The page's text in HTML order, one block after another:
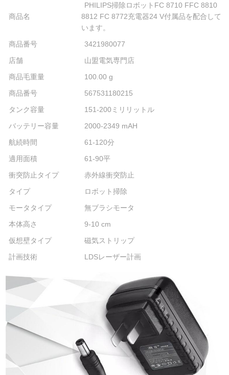
商品名
PHILIPS掃除ロボットFC 8710 FFC 8810
8812 FC 8772充電器24 V付属品を配合して
います。
商品番号
3421980077
店舗
山盟電気専門店
商品毛重量
100.00 g
商品番号
567531180215
タンク容量
151-200ミリリットル
バッテリー容量
2000-2349 mAH
航続時間
61-120分
適用面積
61-90平
衝突防止タイプ
赤外線衝突防止
タイプ
ロボット掃除
モータタイプ
無ブラシモータ
本体高さ
9-10 cm
仮想壁タイプ
磁気ストリップ
計画技術
LDSレーザー計画